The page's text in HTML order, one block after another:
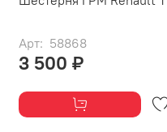
Арт: 58868
3 500 ₽